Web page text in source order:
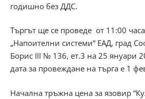
годишно без ДДС.
Търгът ще се проведе от 11:00
„Напоителни системи“ ЕАД, град
Борис III № 136, ет.3 на 25 януари
дата за провеждане на търга е 1
Начална тръжна цена за язовир